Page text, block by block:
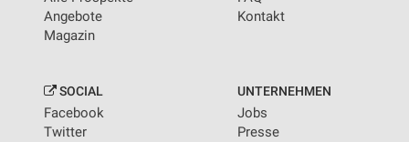
Angebote
Magazin
Kontakt
SOCIAL
Facebook
Twitter
UNTERNEHMEN
Jobs
Presse